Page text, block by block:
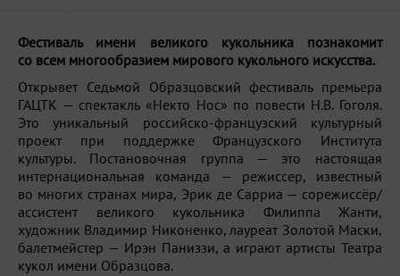
Фестиваль имени великого кукольника познакомит
со всем многообразием мирового кукольного искусства.
Открывет Седьмой Образцовский фестиваль премьера
ГАЦТК — спектакль «Некто Нос» по повести Н.В. Гоголя.
Это уникальный российско-французский культурный
проект при поддержке Французского Института
культуры. Постановочная группа — это настоящая
интернациональная команда — режиссер, известный
во многих странах мира, Эрик де Сарриа — сорежиссёр/
ассистент великого кукольника Филиппа Жанти,
художник Владимир Никоненко, лауреат Золотой Маски,
балетмейстер — Ирэн Паниззи, а играют артисты Театра
кукол имени Образцова.